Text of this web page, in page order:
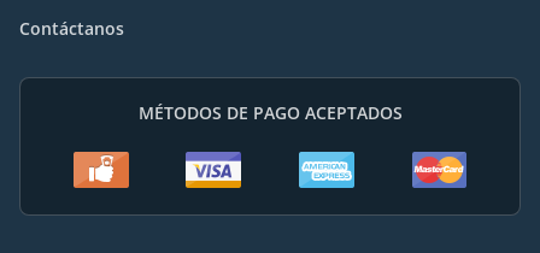
Contáctanos
MÉTODOS DE PAGO ACEPTADOS